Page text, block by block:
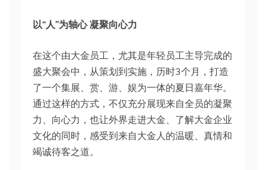
以“人”为轴心 凝聚向心力
在这个由大金员工，尤其是年轻员工主导完成的
盛大聚会中，从策划到实施，历时3个月，打造
了一个集展、赏、游、娱为一体的夏日嘉年华。
通过这样的方式，不仅充分展现来自全员的凝聚
力、向心力，也让外界走进大金、了解大金企业
文化的同时，感受到来自大金人的温暖、真情和
竭诚待客之道。